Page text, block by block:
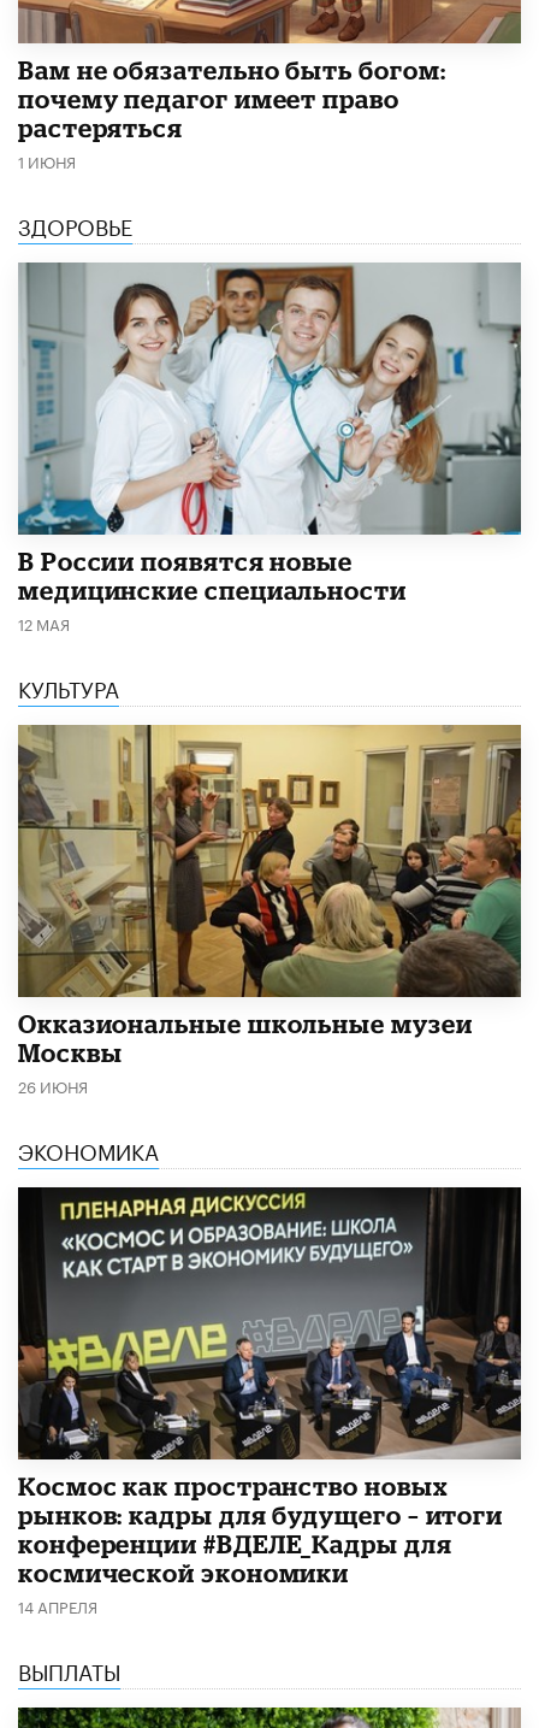
​Вам не обязательно быть богом:
почему педагог имеет право
растеряться
1 ИЮНЯ
ЗДОРОВЬЕ
В России появятся новые
медицинские специальности
12 МАЯ
КУЛЬТУРА
​Окказиональные школьные музеи
Москвы
26 ИЮНЯ
ЭКОНОМИКА
Космос как пространство новых
рынков: кадры для будущего – итоги
конференции #ВДЕЛЕ_Кадры для
космической экономики
14 АПРЕЛЯ
ВЫПЛАТЫ